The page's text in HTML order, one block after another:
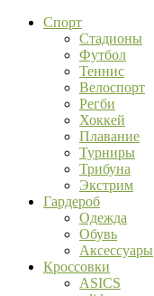
Спорт
Стадионы
Футбол
Теннис
Велоспорт
Регби
Хоккей
Плавание
Турниры
Трибуна
Экстрим
Гардероб
Одежда
Обувь
Аксессуары
Кроссовки
ASICS